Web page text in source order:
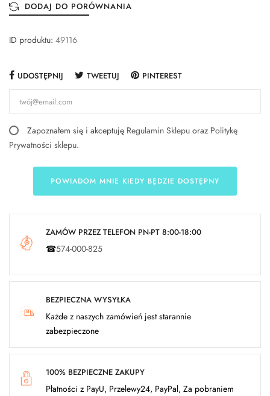
DODAJ DO PORÓWNANIA
ID produktu: 49116
UDOSTĘPNIJ TWEETUJ PINTEREST
Zapoznałem się i akceptuję Regulamin Sklepu oraz Politykę
Prywatności sklepu.
POWIADOM MNIE KIEDY BĘDZIE DOSTĘPNY
ZAMÓW PRZEZ TELEFON PN-PT 8:00-18:00
☎574-000-825
BEZPIECZNA WYSYŁKA
Każde z naszych zamówień jest starannie
zabezpieczone
100% BEZPIECZNE ZAKUPY
Płatności z PayU, Przelewy24, PayPal, Za pobraniem